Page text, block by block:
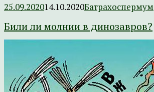
25.09.202014.10.2020Батрахоспермум
Били ли молнии в динозавров?